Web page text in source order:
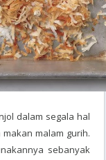
dalam segala hal
malam gurih.
sebanyak